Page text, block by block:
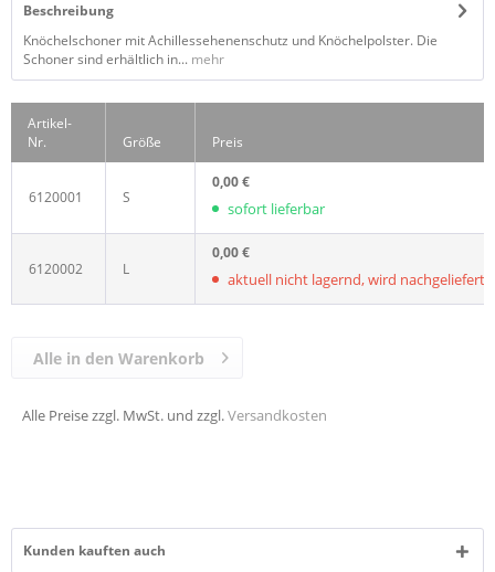
Beschreibung
Knöchelschoner mit Achillessehenenschutz und Knöchelpolster. Die
Schoner sind erhältlich in... mehr
Artikel-
Nr.
Größe Preis
6120001 S
0,00 €
sofort lieferbar
6120002 L
0,00 €
aktuell nicht lagernd, wird nachgeliefert,
Alle Preise zzgl. MwSt. und zzgl.Versandkosten
Alle in den Warenkorb
Kunden kauften auch